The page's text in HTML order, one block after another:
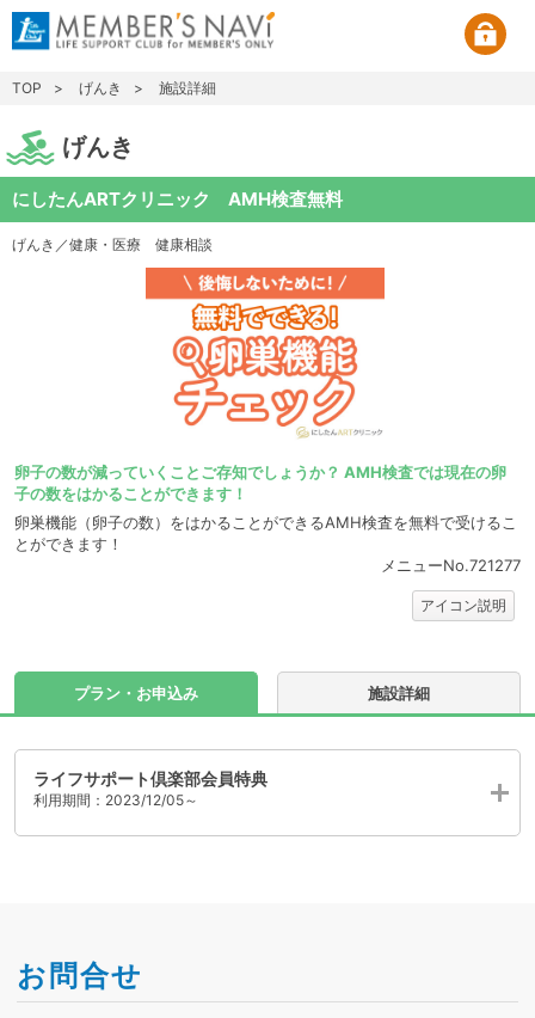
TOP げんき 施設詳細
げんき
にしたんARTクリニック AMH検査無料
げんき／健康・医療 健康相談
卵子の数が減っていくことご存知でしょうか？ AMH検査では現在の卵
子の数をはかることができます！
卵巣機能（卵子の数）をはかることができるAMH検査を無料で受けるこ
とができます！
メニューNo.721277
アイコン説明
プラン・お申込み 施設詳細
ライフサポート倶楽部会員特典
利用期間：2023/12/05～
お問合せ